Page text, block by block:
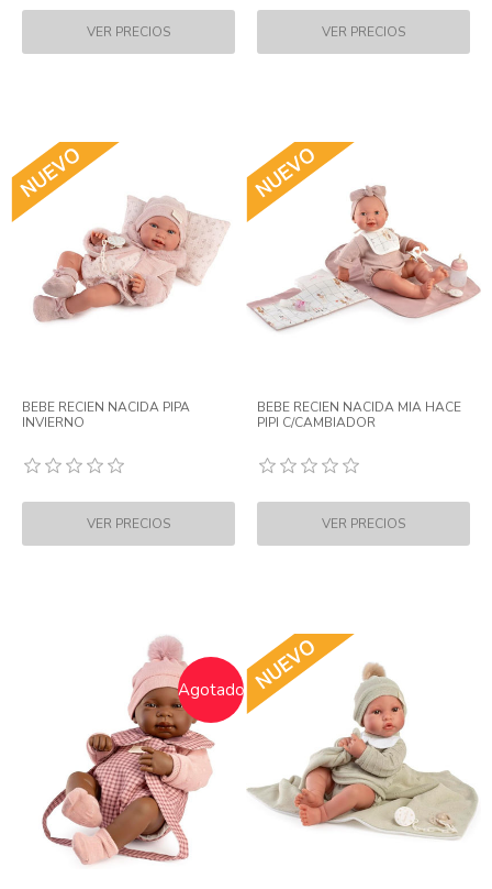
BEBE RECIEN NACIDA PIPA
INVIERNO
BEBE RECIEN NACIDA MIA HACE
PIPI C/CAMBIADOR
Agotado